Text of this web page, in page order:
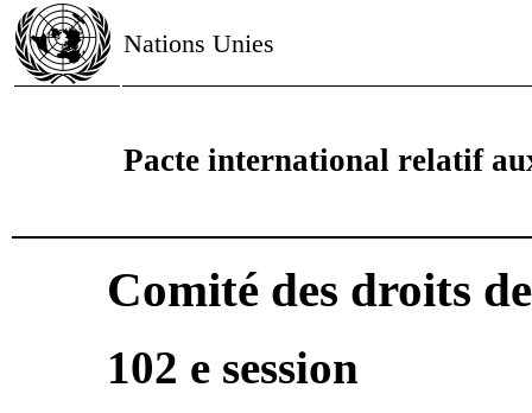
Nations Unies
Pacte international relatif
Comité des droits
102 e session